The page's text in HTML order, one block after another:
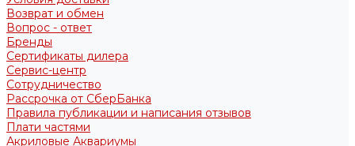
Возврат и обмен
Вопрос - ответ
Бренды
Сертификаты дилера
Сервис-центр
Сотрудничество
Рассрочка от СберБанка
Правила публикации и написания отзывов
Плати частями
Акриловые Аквариумы